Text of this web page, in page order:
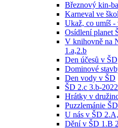
Březnový kin-
Karneval ve
Ukaž, co umíš -
Osídlení planet
V knihovně na
1.a,2.b
Den účesů v ŠD
Dominové
Den vody v ŠD
ŠD 2.c 3.b-
Hrátky v
Puzzlemánie
U nás v ŠD
Dění v ŠD 1.B